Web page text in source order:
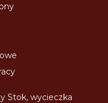
Stok,wycieczka